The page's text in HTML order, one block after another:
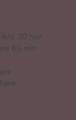
30 min
Vol Classique Montgolfière 60 min